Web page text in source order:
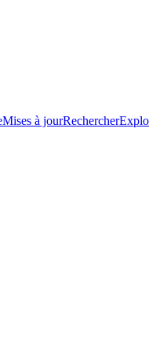
Mises à jourRechercher